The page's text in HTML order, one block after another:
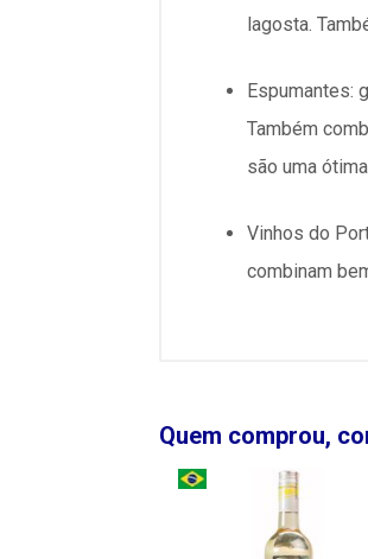
lagosta.
Espumantes:
Também
são uma
Vinhos do
combinam
Quem comprou,